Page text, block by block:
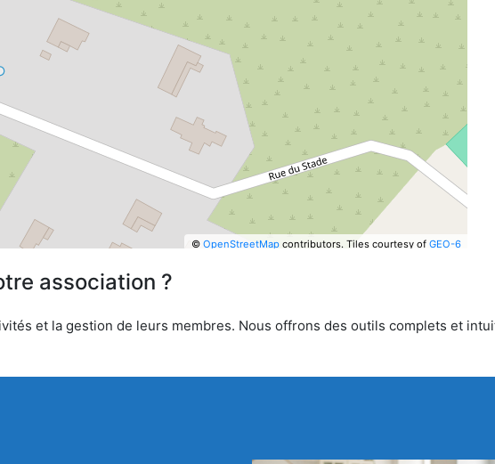
© OpenStreetMapcontributors. Tiles courtesy of GEO-6
association ?
et la gestion de leurs membres. Nous offrons des outils complets et